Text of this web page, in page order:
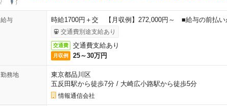
給与 時給1700円＋交 【月収例】272,000円～ ■給与の前払い
交通費別途支給あり
交通費 交通費支給あり
月収例 25～30万円
勤務地
東京都品川区
五反田駅から徒歩7分/ 大崎広小路駅から徒歩5分
情報通信会社